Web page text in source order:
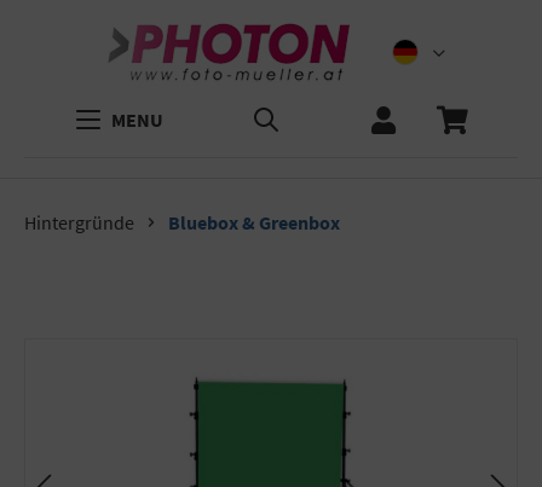
MENU
Hintergründe Bluebox & Greenbox